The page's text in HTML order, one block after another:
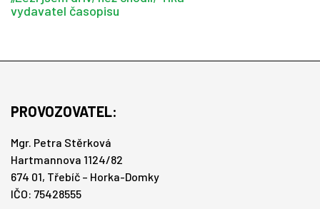
vydavatel časopisu
PROVOZOVATEL:
Mgr. Petra Stěrková
Hartmannova 1124/82
674 01, Třebíč – Horka-Domky
IČO: 75428555